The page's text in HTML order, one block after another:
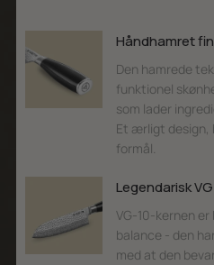
Håndhamret
Den hamrede
funktionel
som lader
Et ærligt design,
formål.
Legendarisk
VG-10-kernen
balance - den
med at den